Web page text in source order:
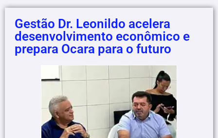
Gestão Dr. Leonildo acelera
desenvolvimento econômico e
prepara Ocara para o futuro